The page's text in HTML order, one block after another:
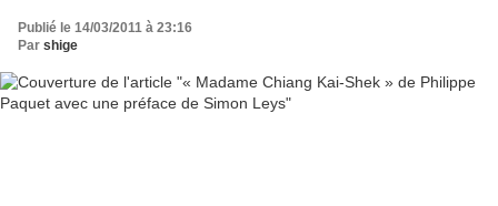
Publié le 14/03/2011 à 23:16
Par shige